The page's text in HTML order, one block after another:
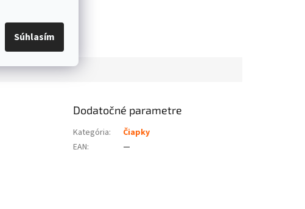
Súhlasím
Dodatočné parametre
Kategória:
Čiapky
EAN: —